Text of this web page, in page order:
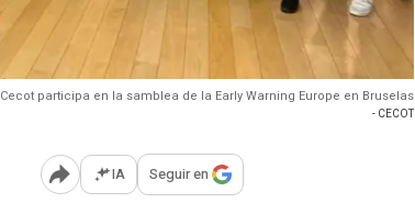
Cecot participa en la samblea de la Early Warning Europe en Bruselas
- CECOT
Abrir opciones para compartir
IA Seguir en